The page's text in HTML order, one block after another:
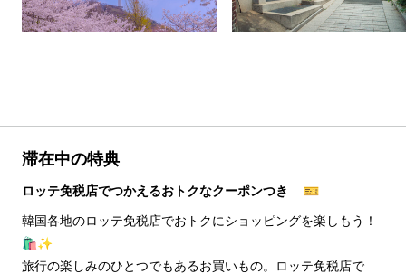
滞在中の特典
ロッテ免税店でつかえるおトクなクーポンつき 🎫
韓国各地のロッテ免税店でおトクにショッピングを楽しもう！
🛍️✨
旅行の楽しみのひとつでもあるお買いもの。ロッテ免税店で